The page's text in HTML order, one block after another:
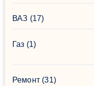
ВАЗ (17)
Газ (1)
Ремонт(31)